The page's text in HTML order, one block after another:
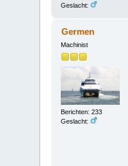
Geslacht:
Germen
Machinist
Berichten: 233
Geslacht: